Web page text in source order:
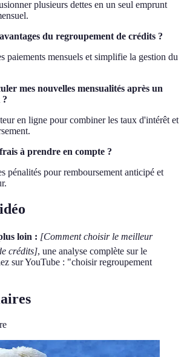
plusieurs dettes en un seul emprunt
du regroupement de crédits ?
paiements mensuels et simplifie la gestion du
mes nouvelles mensualités après un
en ligne pour combiner les taux d'intérêt et
à prendre en compte ?
pénalités pour remboursement anticipé et
loin : [Comment choisir le meilleur
crédits], une analyse complète sur le
sur YouTube : "choisir regroupement